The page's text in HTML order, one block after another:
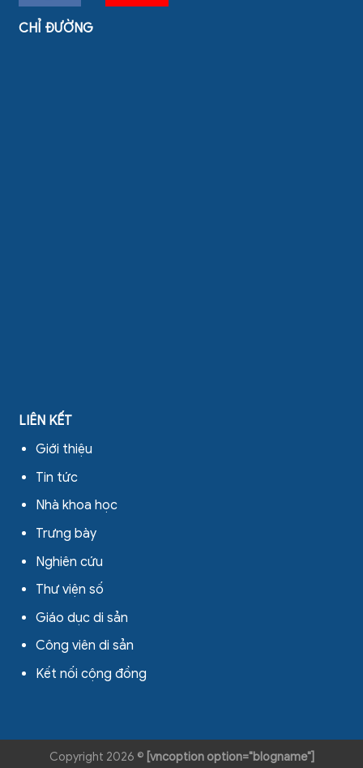
CHỈ ĐƯỜNG
LIÊN KẾT
Giới thiệu
Tin tức
Nhà khoa học
Trưng bày
Nghiên cứu
Thư viện số
Giáo dục di sản
Công viên di sản
Kết nối cộng đồng
Copyright 2026 © [vncoption option="blogname"]